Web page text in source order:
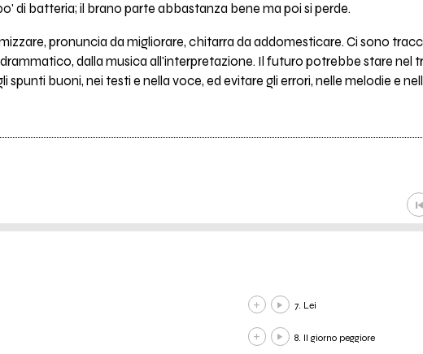
di batteria; il brano parte abbastanza bene ma poi si perde.
pronuncia da migliorare, chitarra da addomesticare. Ci sono
dalla musica all'interpretazione. Il futuro potrebbe stare nel
spunti buoni, nei testi e nella voce, ed evitare gli errori, nelle melodie e
7. Lei
8. Il giorno peggiore